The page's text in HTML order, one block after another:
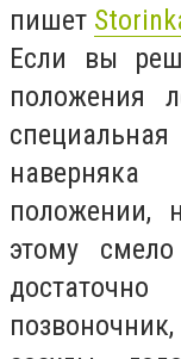
пишет
Если вы
положения
положении,
этому